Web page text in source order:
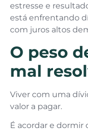
estresse e
está enfrentando
com juros altos
O peso
mal
Viver com uma
valor a pagar.
É acordar e dormir